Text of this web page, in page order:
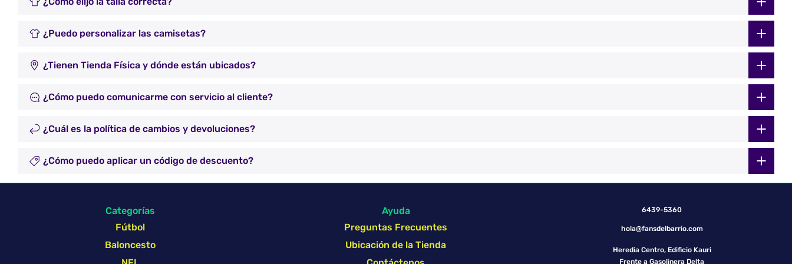
¿Puedo personalizar las camisetas?
¿Tienen Tienda Física y dónde están ubicados?
¿Cómo puedo comunicarme con servicio al cliente?
¿Cuál es la política de cambios y devoluciones?
¿Cómo puedo aplicar un código de descuento?
Categorías
Fútbol
Baloncesto
Ayuda
Preguntas Frecuentes
Ubicación de la Tienda
6439-5360
hola@fansdelbarrio.com
Heredia Centro, Edificio Kauri
Frente a Gasolinera Delta